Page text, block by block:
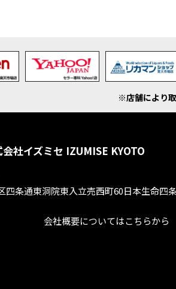
※店舗により
社イズミセ IZUMISE KYOTO
四条通東洞院東入立売西町60日本生命四
会社概要についてはこちらから